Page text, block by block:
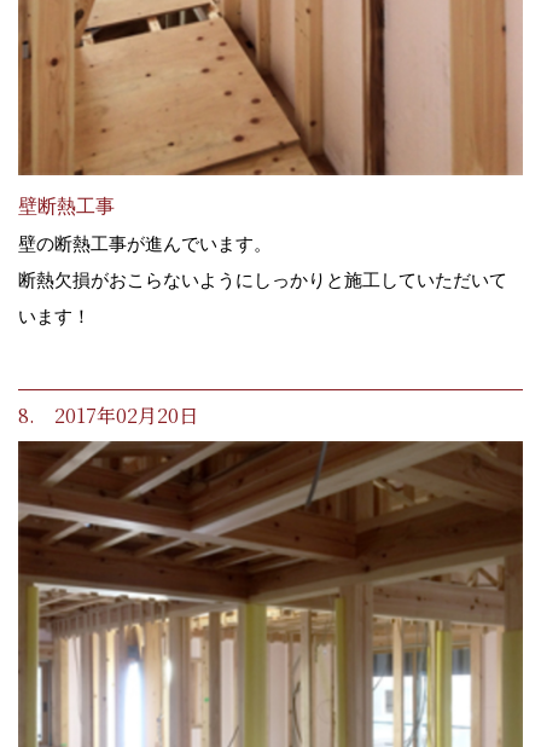
壁断熱工事
壁の断熱工事が進んでいます。
断熱欠損がおこらないようにしっかりと施工していただいて
います！
8. 2017年02月20日